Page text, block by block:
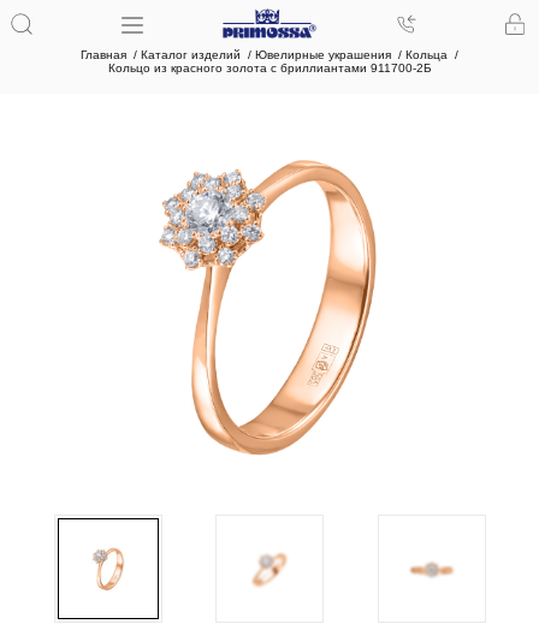
Главная Каталог изделий Ювелирные украшения
Кольца
Кольцо из красного золота с бриллиантами 911700-2Б